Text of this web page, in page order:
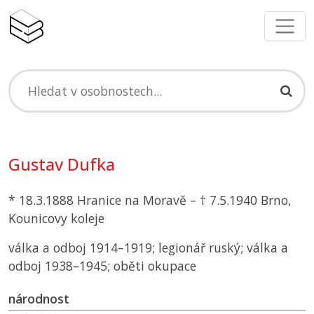
Gustav Dufka
* 18.3.1888 Hranice na Moravě – † 7.5.1940 Brno,
Kounicovy koleje
válka a odboj 1914–1919; legionář ruský; válka a
odboj 1938–1945; oběti okupace
národnost